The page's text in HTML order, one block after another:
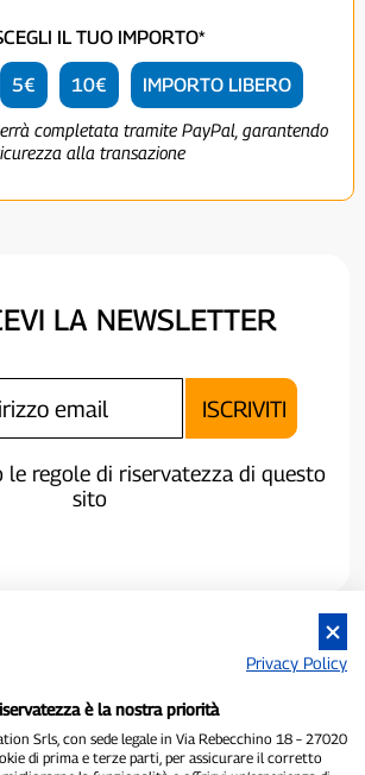
IL TUO IMPORTO*
5€ 10€ IMPORTO LIBERO
completata tramite PayPal, garantendo
alla transazione
LA NEWSLETTER
le regole di riservatezza di questo
sito
Privacy Policy
è la nostra priorità
Srls, con sede legale in Via Rebecchino 18 – 27020
di prima e terze parti, per assicurare il corretto